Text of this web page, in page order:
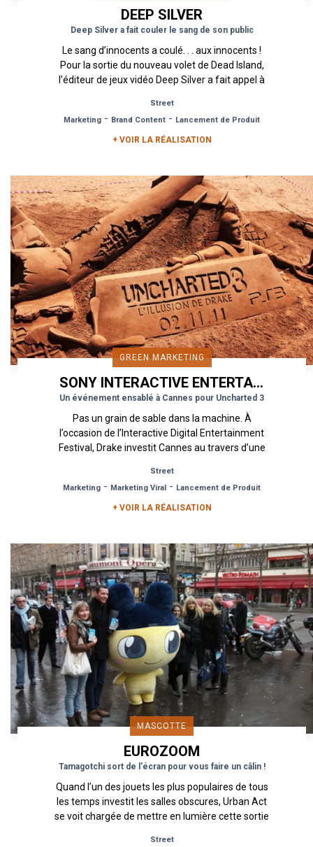
DEEP SILVER
Deep Silver a fait couler le sang de son public
Le sang d’innocents a coulé. . . aux innocents !
Pour la sortie du nouveau volet de Dead Island,
l’éditeur de jeux vidéo Deep Silver a fait appel à
Street
Marketing - Brand Content - Lancement de Produit
+ VOIR LA RÉALISATION
GREEN MARKETING
SONY INTERACTIVE ENTERTAINMENT
Un événement ensablé à Cannes pour Uncharted 3
Pas un grain de sable dans la machine. À
l’occasion de l’Interactive Digital Entertainment
Festival, Drake investit Cannes au travers d’une
Street
Marketing - Marketing Viral - Lancement de Produit
+ VOIR LA RÉALISATION
MASCOTTE
EUROZOOM
Tamagotchi sort de l'écran pour vous faire un câlin !
Quand l’un des jouets les plus populaires de tous
les temps investit les salles obscures, Urban Act
se voit chargée de mettre en lumière cette sortie
Street